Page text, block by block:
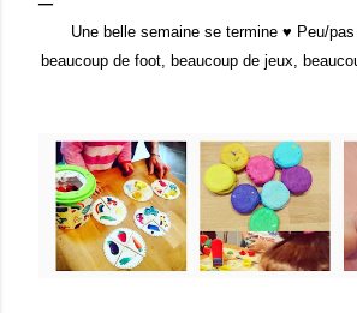
Une belle semaine se termine ♥ Peu/
beaucoup de foot, beaucoup de jeux,